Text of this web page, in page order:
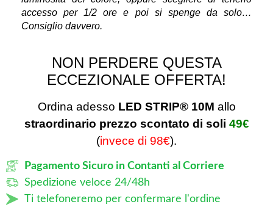
accesso per 1/2 ore e poi si spenge da solo…
Consiglio davvero.
NON PERDERE QUESTA
ECCEZIONALE OFFERTA!
Ordina adesso LED STRIP® 10M allo
straordinario prezzo scontato di soli 49€
(invece di 98€).
Pagamento Sicuro in Contanti al Corriere
Spedizione veloce 24/48h
Ti telefoneremo per confermare l'ordine